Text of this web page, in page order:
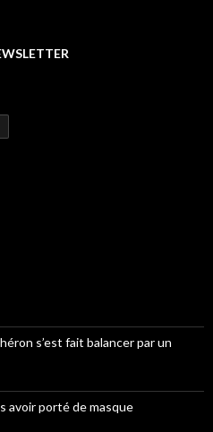
s’est fait balancer par un
avoir porté de masque